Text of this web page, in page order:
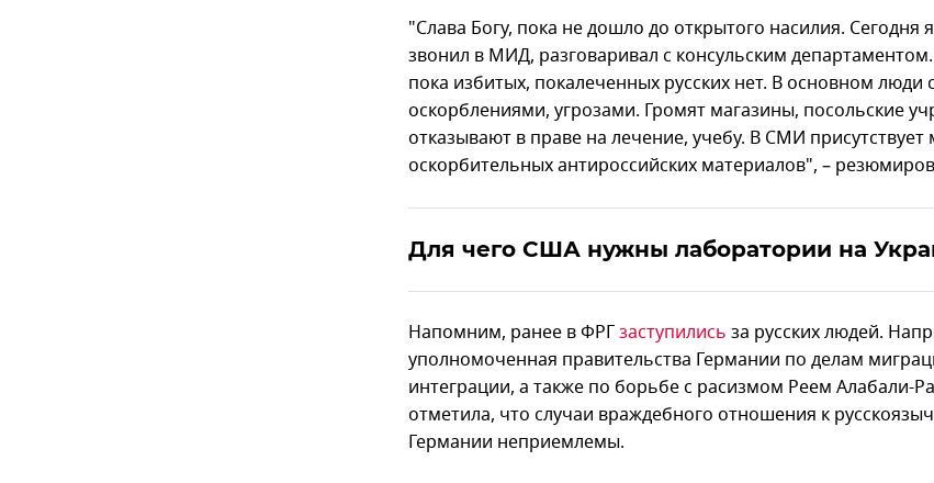
"Слава Богу, пока не дошло до открытого насилия. Сегодня
звонил в МИД, разговаривал с консульским
пока избитых, покалеченных русских нет. В основном люди
оскорблениями, угрозами. Громят магазины, посольские
отказывают в праве на лечение, учебу. В СМИ присутствует
оскорбительных антироссийских материалов", –
Для чего США нужны лаборатории на
Напомним, ранее в ФРГзаступились за русских людей.
уполномоченная правительства Германии по делам
интеграции, а также по борьбе с расизмом Реем Алабали-
отметила, что случаи враждебного отношения к
Германии неприемлемы.